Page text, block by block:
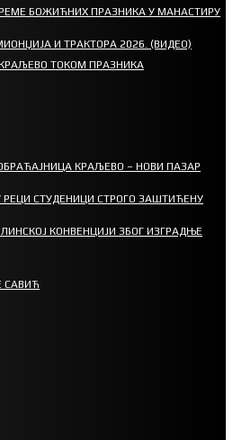
БОЖИЋНИХ ПРАЗНИКА У МАНАСТИРУ
И ТРАКТОРА 2026. (ВИДЕО)
ТОКОМ ПРАЗНИКА
КРАЉЕВО – НОВИ ПАЗАР
СТУДЕНИЦИ СТРОГО ЗАШТИЋЕНУ
КОНВЕНЦИЈИ ЗБОГ ИЗГРАДЊЕ
САВИЋ